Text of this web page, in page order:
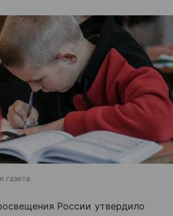
газета
России утвердило